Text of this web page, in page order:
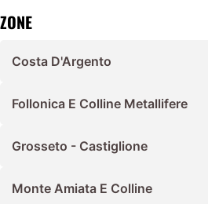
ZONE
Costa D'Argento
Follonica E Colline Metallifere
Grosseto - Castiglione
Monte Amiata E Colline